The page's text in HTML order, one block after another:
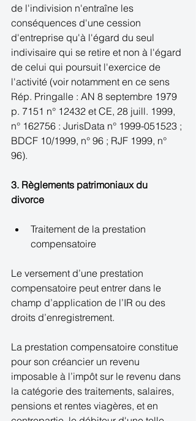
de l'indivision n'entraîne les
conséquences d'une cession
d'entreprise qu'à l'égard du seul
indivisaire qui se retire et non à l'égard
de celui qui poursuit l'exercice de
l'activité (voir notamment en ce sens
Rép. Pringalle : AN 8 septembre 1979
p. 7151 n° 12432 et CE, 28 juill. 1999,
n° 162756 : JurisData n° 1999-051523 ;
BDCF 10/1999, n° 96 ; RJF 1999, n°
96).
3. Règlements patrimoniaux du
divorce
Traitement de la prestation
compensatoire
Le versement d’une prestation
compensatoire peut entrer dans le
champ d’application de l’IR ou des
droits d’enregistrement.
La prestation compensatoire constitue
pour son créancier un revenu
imposable à l’impôt sur le revenu dans
la catégorie des traitements, salaires,
pensions et rentes viagères, et en